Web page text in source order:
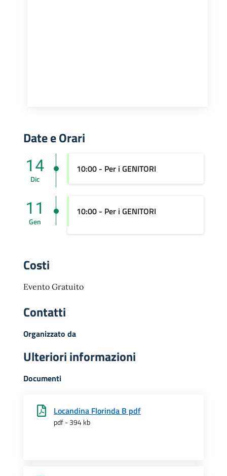
Date e Orari
10:00 - Per i GENITORI
14
Dic
10:00 - Per i GENITORI
11
Gen
Costi
Evento Gratuito
Contatti
Organizzato da
Ulteriori informazioni
Documenti
Locandina Florinda B pdf
pdf - 394 kb